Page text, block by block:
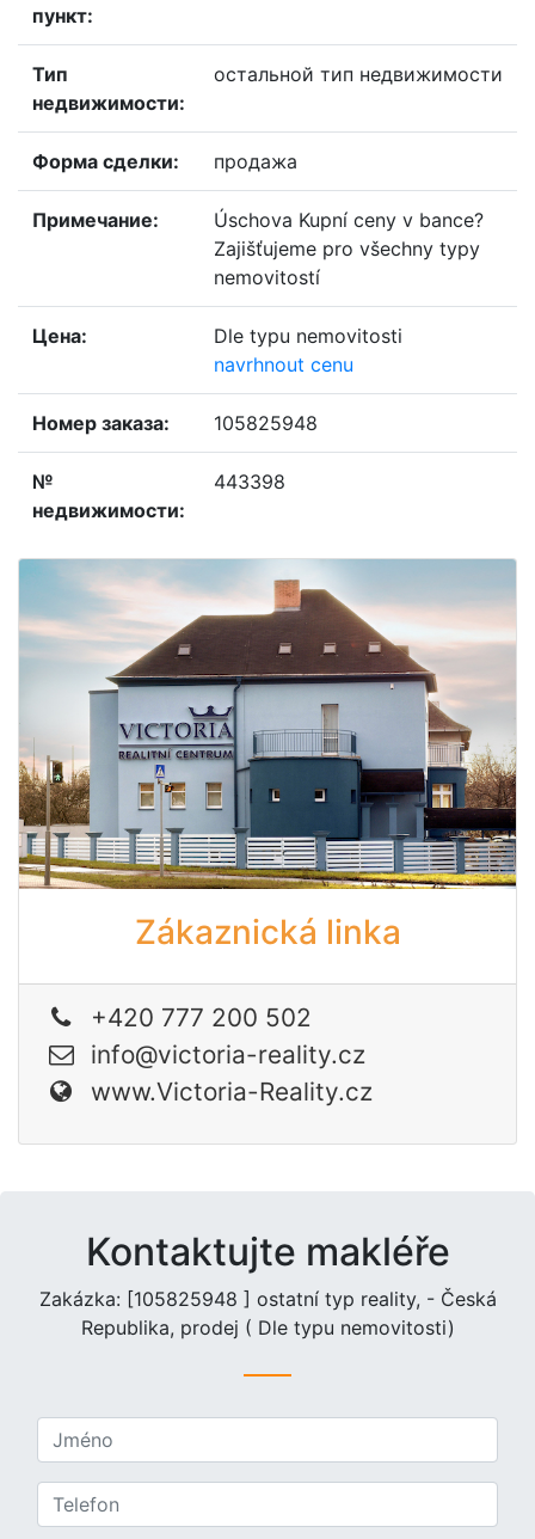
пункт:
тип
недвижимости:
остальной тип недвижимости
форма сделки: продажа
примечание:
Úschova Kupní ceny v bance?
Zajišťujeme pro všechny typy
nemovitostí
цена:
Dle typu nemovitosti
navrhnout cenu
номер заказа: 105825948
№
недвижимости:
443398
Zákaznická linka
+420 777 200 502
info@victoria-reality.cz
www.Victoria-Reality.cz
Kontaktujte makléře
Zakázka: [105825948 ] ostatní typ reality, - Česká
Republika, prodej ( Dle typu nemovitosti)